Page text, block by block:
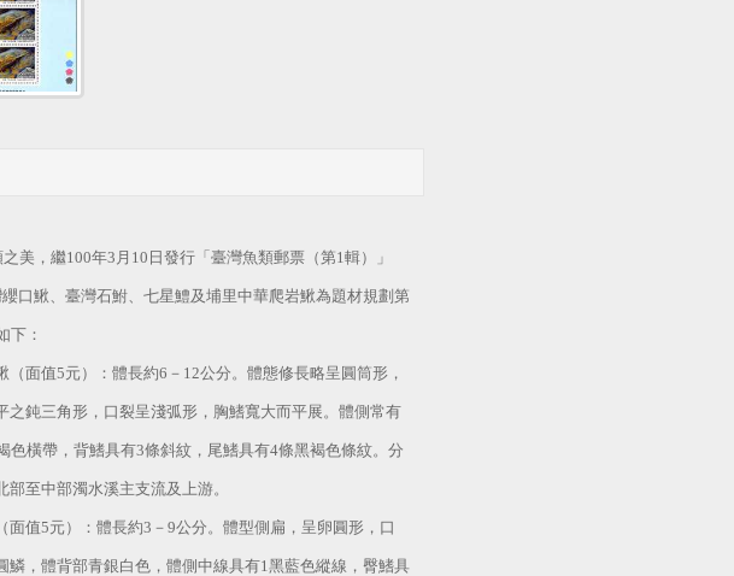
美，繼100年3 月 10 日發行「臺灣魚類郵票（第1 輯）」
口鰍、臺灣石鮒、七星鱧及埔里中華爬岩鰍為題材規劃第
下：
（面值5元）：體長約6 － 12公分 。體態修長略呈圓筒形，
之鈍三角形，口裂呈淺弧形，胸鰭寬大而平展。體側常有
色橫帶，背鰭具有3條斜紋，尾鰭具有4條黑褐色條紋。分
部至中部濁水溪主支流及上游。
面值5元）：體長約3 － 9公分 。體型側扁，呈卵圓形，口
鱗，體背部青銀白色，體側中線具有1黑藍色縱線，臀鰭具